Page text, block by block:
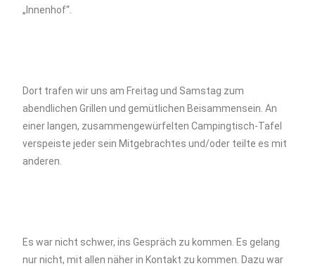
„Innenhof“.
Dort trafen wir uns am Freitag und Samstag zum
abendlichen Grillen und gemütlichen Beisammensein. An
einer langen, zusammengewürfelten Campingtisch-Tafel
verspeiste jeder sein Mitgebrachtes und/oder teilte es mit
anderen.
Es war nicht schwer, ins Gespräch zu kommen. Es gelang
nur nicht, mit allen näher in Kontakt zu kommen. Dazu war